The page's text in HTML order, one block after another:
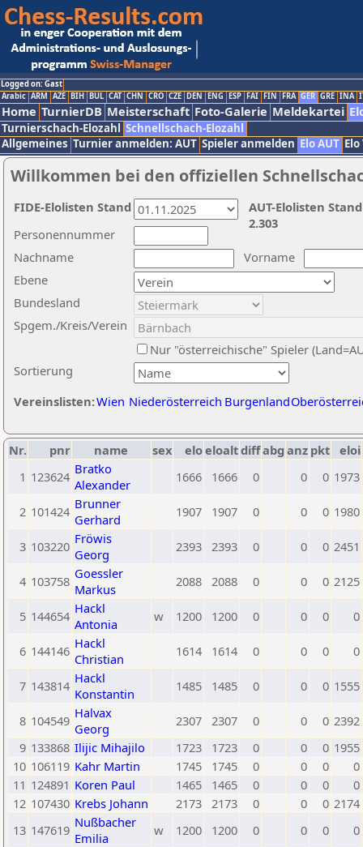
Logged on: Gast
Arabic ARM AZE BIH BUL CAT CHN CRO CZE DEN ENG ESP FAI FIN FRA GER GRE INA
Home TurnierDB Meisterschaft Foto-Galerie Meldekartei
Turnierschach-Elozahl Schnellschach-Elozahl
Allgemeines Turnier anmelden: AUT Spieler anmelden Elo AUT
Willkommen bei den offiziellen
Nachname
Vorname
Ebene
Sortierung
Personennummer
Bundesland
Spgem./Kreis/Verein
Nur "österreichische" Spieler
Vereinslisten:Wien Niederösterreich Burgenland
AUT-Elolisten
2.303
FIDE-Elolisten Stand
Nr. pnr name sex eloeloaltdiffabg anz pkt eloi
1 123624 Bratko
Alexander
1666 1666 0 0 0 1973
2 101424 Brunner
Gerhard
1907 1907 0 0 0 1980
3 103220 Fröwis
Georg
2393 2393 0 0 0 2451
4 103758 Goessler
Markus
2088 2088 0 0 0 2125
5 144654 Hackl
Antonia
w 1200 1200 0 0 0 0
6 144146 Hackl
Christian
1614 1614 0 0 0 0
7 143814 Hackl
Konstantin
1485 1485 0 0 0 1555
8 104549 Halvax
Georg
2307 2307 0 0 0 2392
9 133868 Ilijic Mihajilo 1723 1723 0 0 0 1955
10 106119 Kahr Martin 1745 1745 0 0 0
0
11 124891 Koren Paul 1465 1465 0 0 0
0
12 107430 Krebs Johann 2173 2173 0 0 0 2174
13 147619 Nußbacher
Emilia
w 1200 1200 0 0 0 0